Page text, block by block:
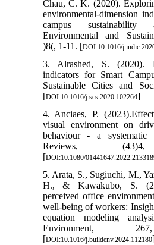
Chau, C. K. (2020).
environmental-dimension
campus sustainability
Environmental and
)8(, 1-11. [DOI:10.1016/
3. Alrashed, S. (2020).
indicators for Smart
Sustainable Cities and
[DOI:10.1016/j.scs.2020.102264]
4. Anciaes, P.
visual environment on
behaviour - a systematic
Reviews,
[DOI:10.1080/
5. Arata, S., Sugiuchi, M.,
H., & Kawakubo, S.
perceived office
well-being of workers:
equation modeling
Environment,
[DOI:10.1016/j.buildenv.2024.112180